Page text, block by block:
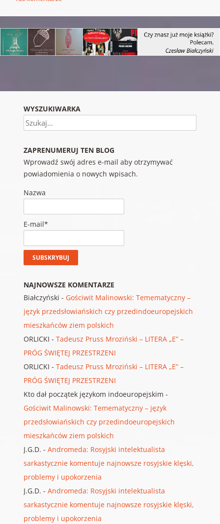
WYSZUKIWARKA
Szukaj
ZAPRENUMERUJ TEN BLOG
Wprowadź swój adres e-mail aby otrzymywać
powiadomienia o nowych wpisach.
Nazwa
E-mail*
NAJNOWSZE KOMENTARZE
Białczyński - Gościwit Malinowski: Temematyczny –
język przedsłowiańskich czy przedindoeuropejskich
mieszkańców ziem polskich
ORLICKI - Tadeusz Pruss Mroziński – LITERA „E” –
PRÓG ŚWIĘTEJ PRZESTRZENI
ORLICKI - Tadeusz Pruss Mroziński – LITERA „E” –
PRÓG ŚWIĘTEJ PRZESTRZENI
Kto dał początek językom indoeuropejskim -
Gościwit Malinowski: Temematyczny – język
przedsłowiańskich czy przedindoeuropejskich
mieszkańców ziem polskich
J.G.D. - Andromeda: Rosyjski intelektualista
sarkastycznie komentuje najnowsze rosyjskie klęski,
problemy i upokorzenia
J.G.D. - Andromeda: Rosyjski intelektualista
sarkastycznie komentuje najnowsze rosyjskie klęski,
problemy i upokorzenia